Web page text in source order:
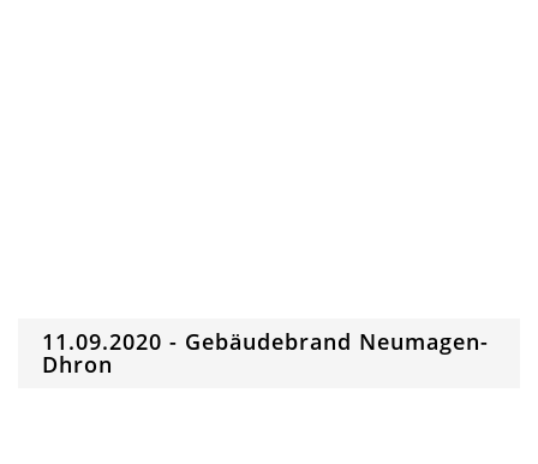
11.09.2020 - Gebäudebrand Neumagen-
Dhron